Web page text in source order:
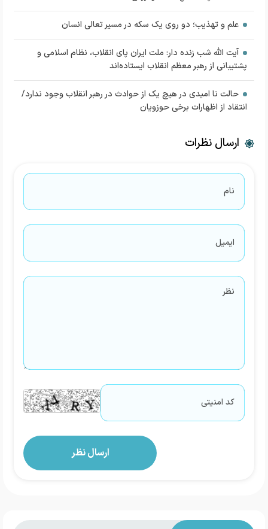
علم و تهذیب؛ دو روی یک سکه در مسیر تعالی انسان
آیت الله شب زنده دار: ملت ایران پای انقلاب، نظام اسلامی و
پشتیبانی از رهبر معظم انقلاب ایستاده‌اند
حالت نا امیدی در هیچ یک از حوادث در رهبر انقلاب وجود ندارد/
انتقاد از اظهارات برخی حوزویان
ارسال نظرات